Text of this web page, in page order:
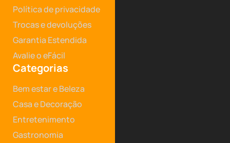
Política de privacidade
Trocas e devoluções
Garantia Estendida
Avalie o eFácil
Categorias
Bem estar e Beleza
Casa e Decoração
Entretenimento
Gastronomia